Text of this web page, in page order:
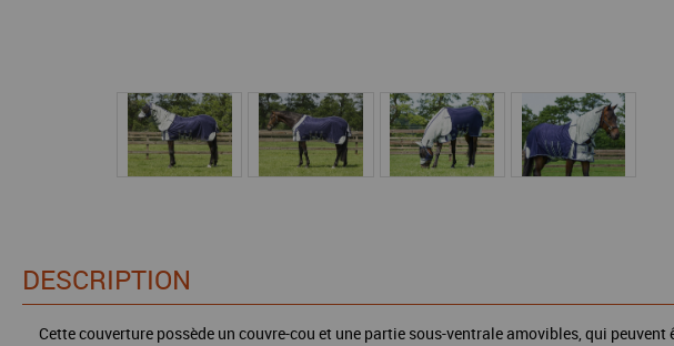
DESCRIPTION
Cette couverture possède un couvre-cou et une partie sous-ventrale amovibles, qui